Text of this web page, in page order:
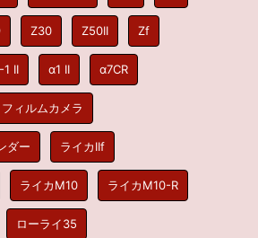
Z30 Z50II Zf
1 II α1 II α7CR
フィルムカメラ
ダー ライカIIf
ライカM10 ライカM10-R
ローライ35